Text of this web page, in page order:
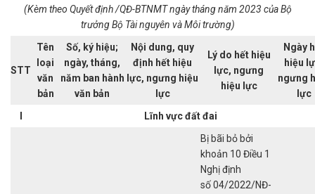
(Kèm theo Quyết định/QĐ-BTNMT ngày thángnăm 2023 của Bộ
trưởng Bộ Tài nguyên và Môi trường)
STT
Tên
loại
văn
bản
Số, ký hiệu;
ngày, tháng,
năm ban hành
văn bản
Nội dung, quy
định hết hiệu
lực, ngưng hiệu
lực
Lý do hết hiệu
lực, ngưng
hiệu lực
Ngày
hiệu
ngưng
lực
Lĩnh vực đất đai
Bị bãi bỏ bởi
khoản 10 Điều 1
Nghị định
số 04/2022/NĐ-